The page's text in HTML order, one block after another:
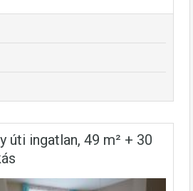
úti ingatlan, 49 m² + 30